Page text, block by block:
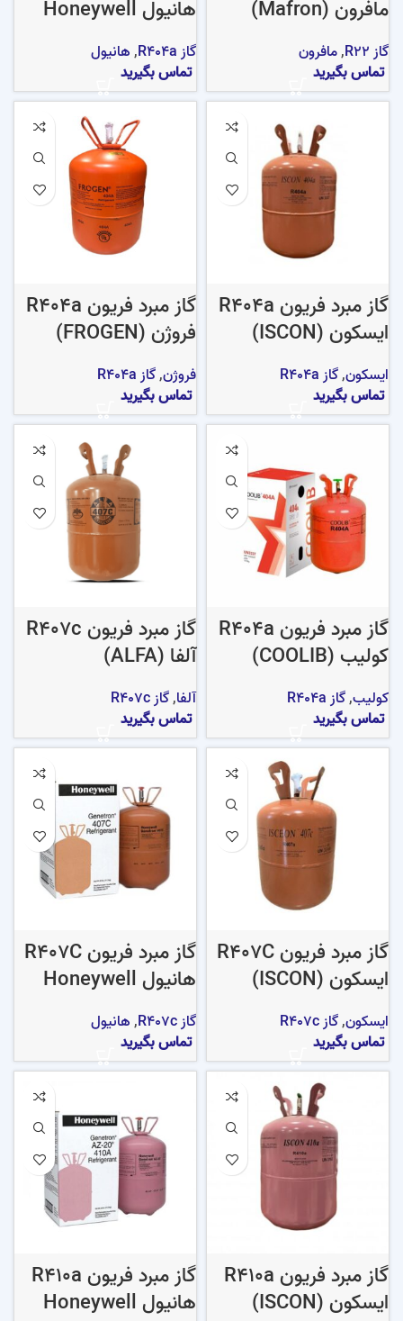
مافرون (Mafron)
گاز R22 ,مافرون
تماس بگیرید
هانیول Honeywell
گاز R404a ,هانیول
تماس بگیرید
گاز مبرد فریون R404a
ایسکون (ISCON)
ایسکون,گاز R404a
تماس بگیرید
گاز مبرد فریون R404a
فروژن (FROGEN)
فروژن,گاز R404a
تماس بگیرید
گاز مبرد فریون R404a
کولیب (COOLIB)
کولیب,گاز R404a
تماس بگیرید
گاز مبرد فریون R407c
آلفا (ALFA)
آلفا,گاز R407c
تماس بگیرید
گاز مبرد فریون R407C
ایسکون (ISCON)
ایسکون,گاز R407c
تماس بگیرید
گاز مبرد فریون R407C
هانیول Honeywell
گاز R407c ,هانیول
تماس بگیرید
گاز مبرد فریون R410a
ایسکون (ISCON)
گاز مبرد فریون R410a
هانیول Honeywell